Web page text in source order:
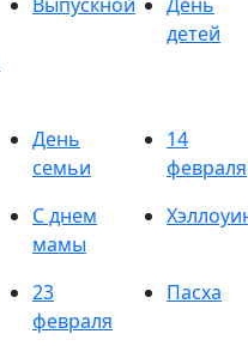
детей
День
семьи
14
февраля
С днем
мамы
23
февраля
Пасха